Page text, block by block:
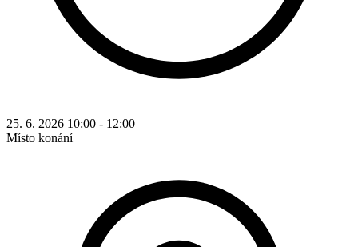
25. 6. 2026 10:00 - 12:00
Místo konání